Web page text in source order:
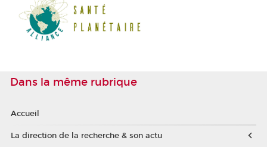
Dans la même rubrique
Accueil
La direction de la recherche & son actu